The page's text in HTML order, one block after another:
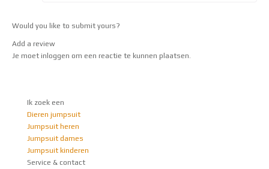
Would you like to submit yours?
Add a review
Je moet inloggen om een reactie te kunnen plaatsen.
Ik zoek een
Dieren jumpsuit
Jumpsuit heren
Jumpsuit dames
Jumpsuit kinderen
Service & contact